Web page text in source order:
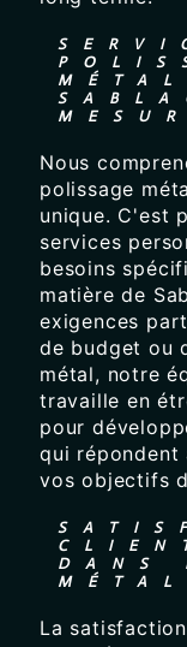
Nous
polissage
unique. C'est
services
besoins
matière de
exigences
de budget ou
métal, notre
travaille en
pour
qui répondent
vos objectifs
DANS
MÉTAL
La